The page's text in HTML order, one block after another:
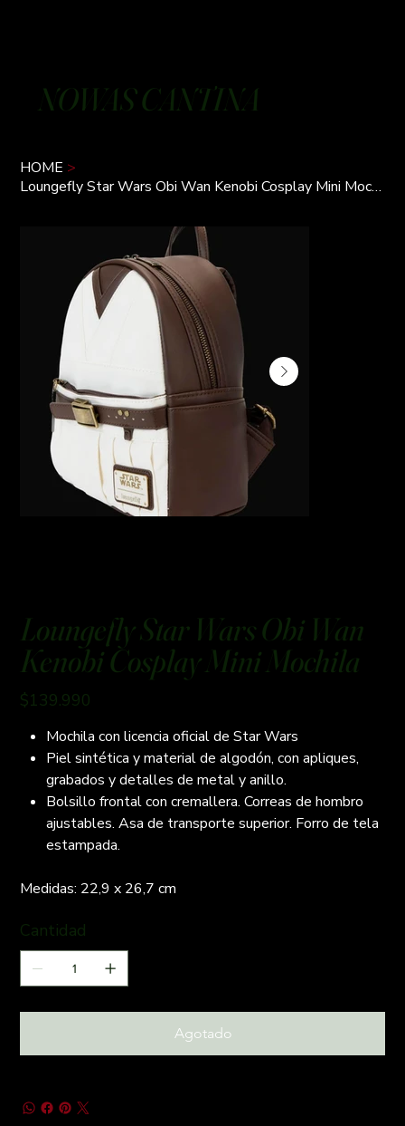
NOWAS CANTINA
HOME >
Loungefly Star Wars Obi Wan Kenobi Cosplay Mini Mochila
Loungefly Star Wars Obi Wan
Kenobi Cosplay Mini Mochila
Precio
$139.990
Mochila con licencia oficial de Star Wars
Piel sintética y material de algodón, con apliques,
grabados y detalles de metal y anillo.
Bolsillo frontal con cremallera. Correas de hombro
ajustables. Asa de transporte superior. Forro de tela
estampada.
Medidas: 22,9 x 26,7 cm
Cantidad
Agotado